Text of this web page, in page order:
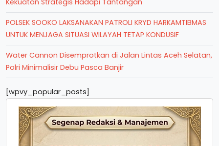
Kekuatan Strategis Hadapi Tantangan
POLSEK SOOKO LAKSANAKAN PATROLI KRYD HARKAMTIBMAS
UNTUK MENJAGA SITUASI WILAYAH TETAP KONDUSIF
Water Cannon Disemprotkan di Jalan Lintas Aceh Selatan,
Polri Minimalisir Debu Pasca Banjir
[wpvy_popular_posts]